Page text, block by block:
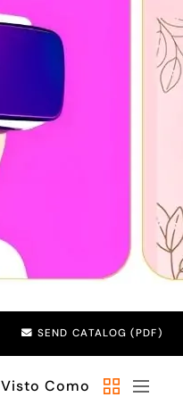
SEND CATALOG (PDF)
Visto Como